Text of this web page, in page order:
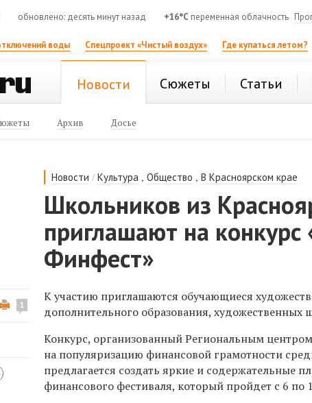
обновлено: десять минут назад +16°C переменная облачность
воды Спецпроект «Чистый воздух» Где купаться летом?
Новости Сюжеты Статьи
Архив Досье
Новости /Культура ,Общество ,В Красноярском крае
Школьников из
приглашают на конкурс
Финфест»
1
К участию приглашаются обучающиеся
дополнительного образования, художественных
Конкурс, организованный Региональным
на популяризацию финансовой грамотности
предлагается создать яркие и содержательные
финансового фестиваля, который пройдет с 6 по